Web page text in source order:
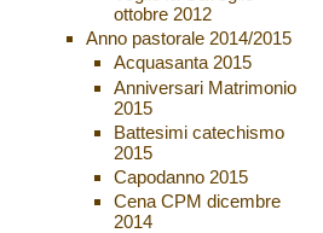
ottobre 2012
Anno pastorale 2014/2015
Acquasanta 2015
Anniversari Matrimonio
2015
Battesimi catechismo
2015
Capodanno 2015
Cena CPM dicembre
2014